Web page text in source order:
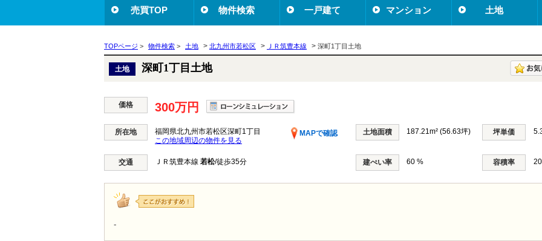
売買TOP 物件検索 一戸建て マンション 土地
TOPページ > 物件検索 > 土地 > 北九州市若松区 > ＪＲ筑豊本線 > 深町1丁目土地
土地 深町1丁目土地
価格 300万円
所在地 福岡県北九州市若松区深町1丁目
MAPで確認
この地域周辺の物件を見る
土地面積 187.21m² (56.63坪) 坪単価
交通 ＪＲ筑豊本線 若松/徒歩35分 建ぺい率 60 % 容積率
-